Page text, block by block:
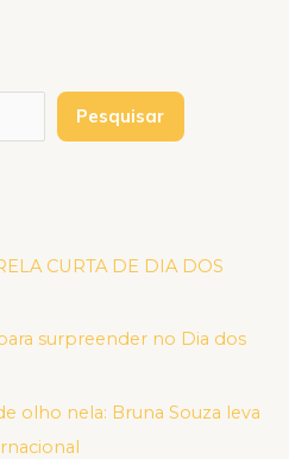
Pesquisar
CURTA DE DIA DOS
surpreender no Dia dos
olho nela: Bruna Souza leva